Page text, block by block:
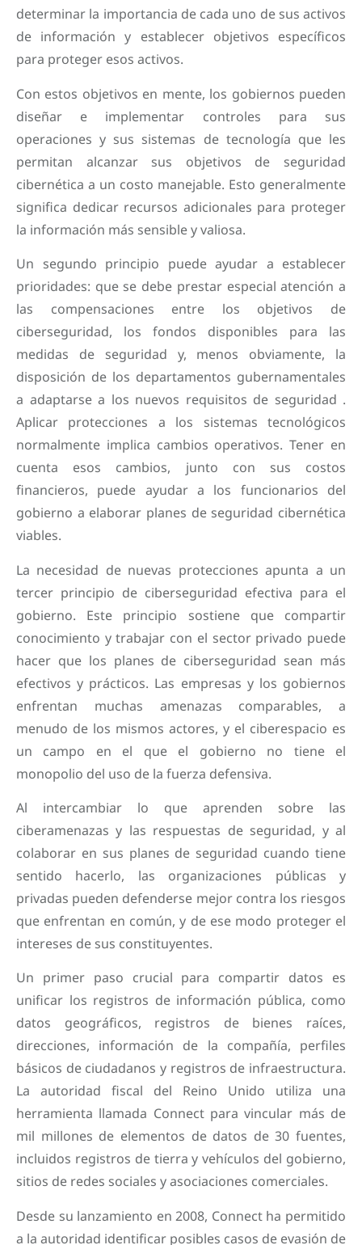
determinar la importancia de cada uno de sus activos
de información y establecer objetivos específicos
para proteger esos activos.
Con estos objetivos en mente, los gobiernos pueden
diseñar e implementar controles para sus
operaciones y sus sistemas de tecnología que les
permitan alcanzar sus objetivos de seguridad
cibernética a un costo manejable. Esto generalmente
significa dedicar recursos adicionales para proteger
la información más sensible y valiosa.
Un segundo principio puede ayudar a establecer
prioridades: que se debe prestar especial atención a
las compensaciones entre los objetivos de
ciberseguridad, los fondos disponibles para las
medidas de seguridad y, menos obviamente, la
disposición de los departamentos gubernamentales
a adaptarse a los nuevos requisitos de seguridad .
Aplicar protecciones a los sistemas tecnológicos
normalmente implica cambios operativos. Tener en
cuenta esos cambios, junto con sus costos
financieros, puede ayudar a los funcionarios del
gobierno a elaborar planes de seguridad cibernética
viables.
La necesidad de nuevas protecciones apunta a un
tercer principio de ciberseguridad efectiva para el
gobierno. Este principio sostiene que compartir
conocimiento y trabajar con el sector privado puede
hacer que los planes de ciberseguridad sean más
efectivos y prácticos. Las empresas y los gobiernos
enfrentan muchas amenazas comparables, a
menudo de los mismos actores, y el ciberespacio es
un campo en el que el gobierno no tiene el
monopolio del uso de la fuerza defensiva.
Al intercambiar lo que aprenden sobre las
ciberamenazas y las respuestas de seguridad, y al
colaborar en sus planes de seguridad cuando tiene
sentido hacerlo, las organizaciones públicas y
privadas pueden defenderse mejor contra los riesgos
que enfrentan en común, y de ese modo proteger el
intereses de sus constituyentes.
Un primer paso crucial para compartir datos es
unificar los registros de información pública, como
datos geográficos, registros de bienes raíces,
direcciones, información de la compañía, perfiles
básicos de ciudadanos y registros de infraestructura.
La autoridad fiscal del Reino Unido utiliza una
herramienta llamada Connect para vincular más de
mil millones de elementos de datos de 30 fuentes,
incluidos registros de tierra y vehículos del gobierno,
sitios de redes sociales y asociaciones comerciales.
Desde su lanzamiento en 2008, Connect ha permitido
a la autoridad identificar posibles casos de evasión de